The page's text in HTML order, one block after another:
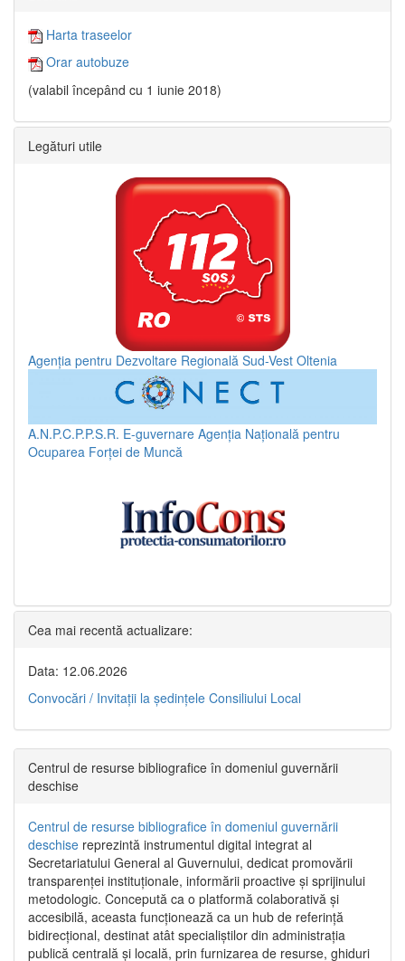
Harta traseelor
Orar autobuze
(valabil începând cu 1 iunie 2018)
Legături utile
Agenția pentru Dezvoltare Regională Sud-Vest Oltenia
A.N.P.C.P.P.S.R. E-guvernare Agenția Națională pentru
Ocuparea Forței de Muncă
Cea mai recentă actualizare:
Data: 12.06.2026
Convocări / Invitaţii la şedinţele Consiliului Local
Centrul de resurse bibliografice în domeniul guvernării
deschise
Centrul de resurse bibliografice în domeniul guvernării
deschise reprezintă instrumentul digital integrat al
Secretariatului General al Guvernului, dedicat promovării
transparenței instituționale, informării proactive și sprijinului
metodologic. Concepută ca o platformă colaborativă și
accesibilă, aceasta funcționează ca un hub de referință
bidirecțional, destinat atât specialiștilor din administrația
publică centrală și locală, prin furnizarea de resurse, ghiduri